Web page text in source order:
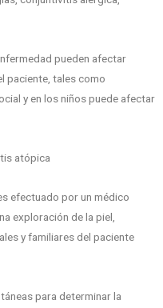
pueden afectar
paciente, tales como
y en los niños puede afectar
atópica
efectuado por un médico
exploración de la piel,
y familiares del paciente
para determinar la